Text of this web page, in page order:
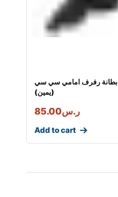
بطانة رفرف امامي سي سي
(يمين)
ر.س85.00
Add to cart